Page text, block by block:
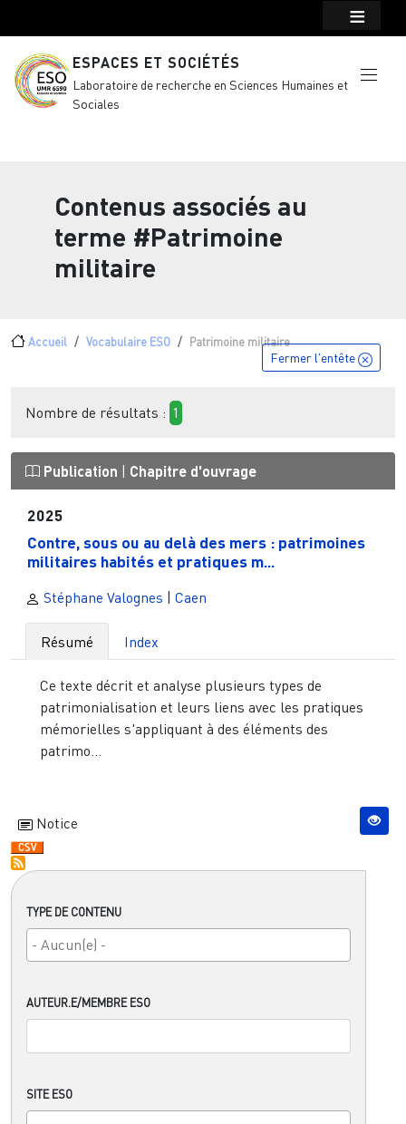
ESPACES ET SOCIÉTÉS
Laboratoire de recherche en Sciences Humaines et
Sociales
Contenus associés au
terme #Patrimoine
militaire
Fil d'Ariane
Accueil Vocabulaire ESO Patrimoine militaire
TYPE DE CONTENU
AUTEUR.E/MEMBRE ESO
SITE ESO
Fermer l'entête
Nombre de résultats : 1
Publication Chapitre d'ouvrage
2025
Contre, sous ou au delà des mers : patrimoines
militaires habités et pratiques m...
Stéphane Valognes | Caen
Résumé Index
Ce texte décrit et analyse plusieurs types de
patrimonialisation et leurs liens avec les pratiques
mémorielles s'appliquant à des éléments des
patrimo...
Notice